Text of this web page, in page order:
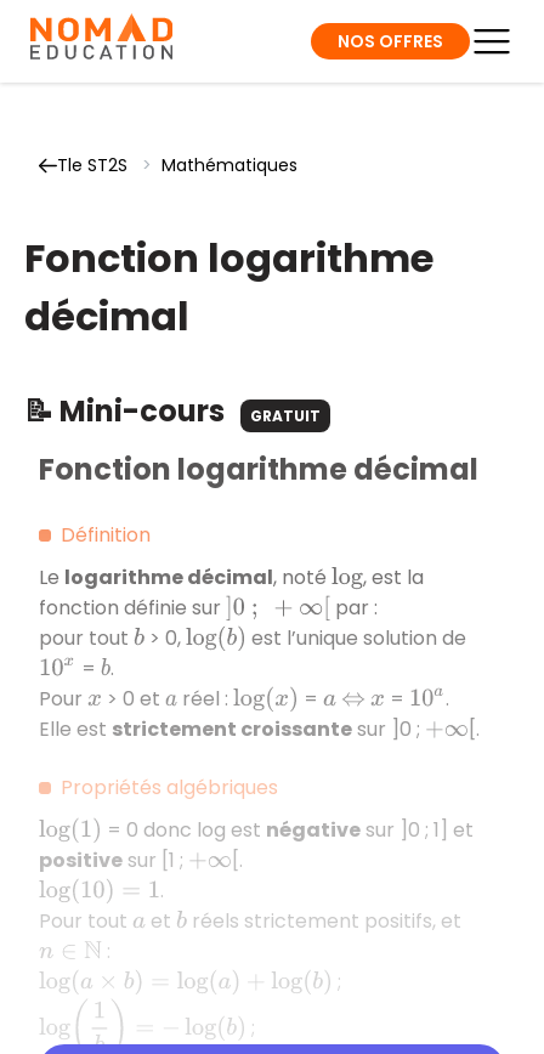
NOS OFFRES
Tle ST2S > Mathématiques
Fonction logarithme
décimal
📝 Mini-cours GRATUIT
Fonction logarithme décimal
Définition
Le logarithme décimal, noté log, est la
fonction définie sur ]0 ; ∞[
par :
pour tout b> 0,log(b) est l’unique solution de
10x = b.
Pour x > 0 et a réel :log(x) =a ⇔ x = 10a .
Elle est strictement croissantesur ]0 ; +∞ [.
Propriétés algébriques
log(1) = 0 donc log est négativesur ]0 ; 1] et
positive sur [1 ; +∞
[.
log( 10)= 1
.
Pour tout a et bréels strictement positifs, et
n∈N
:
log(a× b =log a)+log b
;
log
1b ) =− )
;